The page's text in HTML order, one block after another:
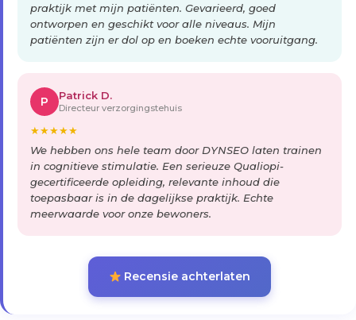
praktijk met mijn patiënten. Gevarieerd, goed
ontworpen en geschikt voor alle niveaus. Mijn
patiënten zijn er dol op en boeken echte vooruitgang.
P Patrick D.
Directeur verzorgingstehuis
★★★★★
We hebben ons hele team door DYNSEO laten trainen
in cognitieve stimulatie. Een serieuze Qualiopi-
gecertificeerde opleiding, relevante inhoud die
toepasbaar is in de dagelijkse praktijk. Echte
meerwaarde voor onze bewoners.
Recensie achterlaten